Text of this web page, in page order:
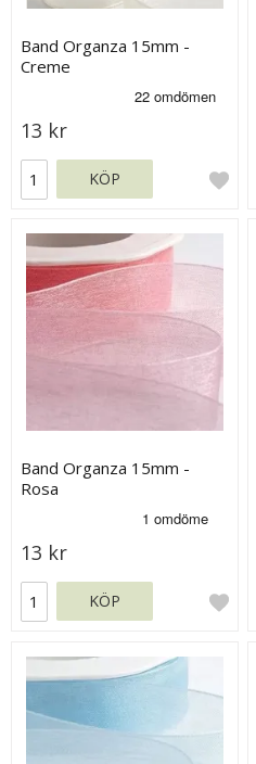
Band Organza 15mm -
Creme
13 kr
KÖP
Band Organza 15mm -
Rosa
13 kr
KÖP